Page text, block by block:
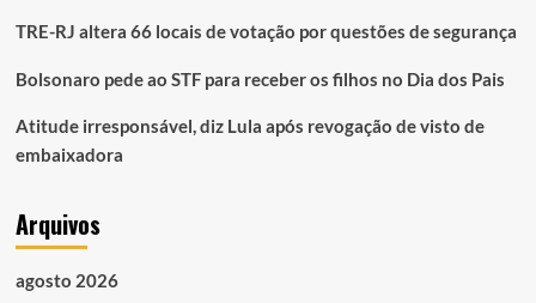
TRE-RJ altera 66 locais de votação por questões de segurança
Bolsonaro pede ao STF para receber os filhos no Dia dos Pais
Atitude irresponsável, diz Lula após revogação de visto de
embaixadora
Arquivos
agosto 2026